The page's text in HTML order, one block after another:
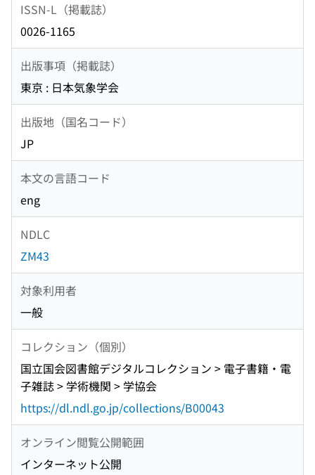
ISSN-L（掲載誌）
0026-1165
出版事項（掲載誌）
東京 : 日本気象学会
出版地（国名コード）
JP
本文の言語コード
eng
NDLC
ZM43
対象利用者
一般
コレクション（個別）
国立国会図書館デジタルコレクション > 電子書籍・電
子雑誌 > 学術機関 > 学協会
https://dl.ndl.go.jp/collections/B00043
オンライン閲覧公開範囲
インターネット公開